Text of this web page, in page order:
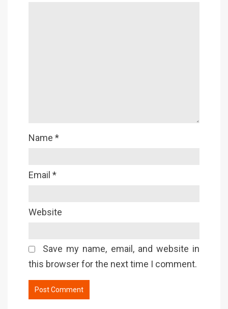
Name *
Email *
Website
Save my name, email, and website in
this browser for the next time I comment.